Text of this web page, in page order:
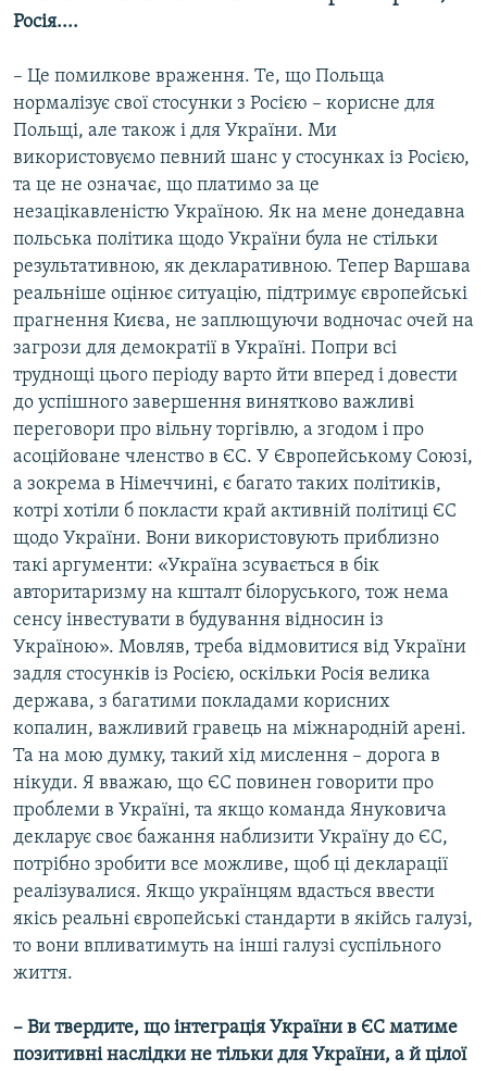
Росія....
– Це помилкове враження. Те, що Польща
нормалізує свої стосунки з Росією – корисне для
Польщі, але також і для України. Ми
використовуємо певний шанс у стосунках із Росією,
та це не означає, що платимо за це
незацікавленістю Україною. Як на мене донедавна
польська політика щодо України була не стільки
результативною, як декларативною. Тепер Варшава
реальніше оцінює ситуацію, підтримує європейські
прагнення Києва, не заплющуючи водночас очей на
загрози для демократії в Україні. Попри всі
труднощі цього періоду варто йти вперед і довести
до успішного завершення винятково важливі
переговори про вільну торгівлю, а згодом і про
асоційоване членство в ЄС. У Європейському Союзі,
а зокрема в Німеччині, є багато таких політиків,
котрі хотіли б покласти край активній політиці ЄС
щодо України. Вони використовують приблизно
такі аргументи: «Україна зсувається в бік
авторитаризму на кшталт білоруського, тож нема
сенсу інвестувати в будування відносин із
Україною». Мовляв, треба відмовитися від України
задля стосунків із Росією, оскільки Росія велика
держава, з багатими покладами корисних
копалин, важливий гравець на міжнародній арені.
Та на мою думку, такий хід мислення – дорога в
нікуди. Я вважаю, що ЄС повинен говорити про
проблеми в Україні, та якщо команда Януковича
декларує своє бажання наблизити Україну до ЄС,
потрібно зробити все можливе, щоб ці декларації
реалізувалися. Якщо українцям вдасться ввести
якісь реальні європейські стандарти в якійсь галузі,
то вони впливатимуть на інші галузі суспільного
життя.
– Ви твердите, що інтеграція України в ЄС матиме
позитивні наслідки не тільки для України, а й цілої